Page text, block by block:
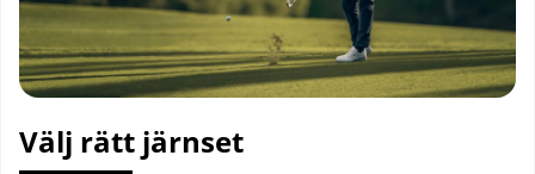
Välj rätt järnset